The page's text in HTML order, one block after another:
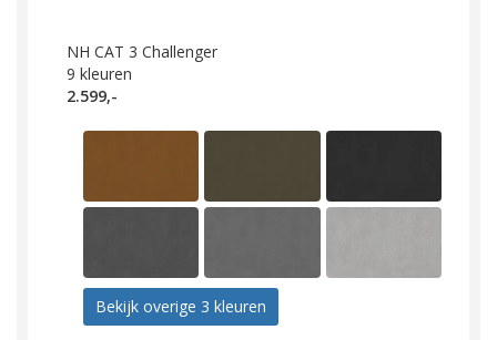
NH CAT 3 Challenger
9 kleuren
2.599,-
Bekijk overige 3 kleuren